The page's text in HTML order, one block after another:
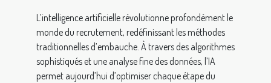
L’intelligence artificielle révolutionne profondément le
monde du recrutement, redéfinissant les méthodes
traditionnelles d’embauche. À travers des algorithmes
sophistiqués et une analyse fine des données, l’IA
permet aujourd’hui d’optimiser chaque étape du